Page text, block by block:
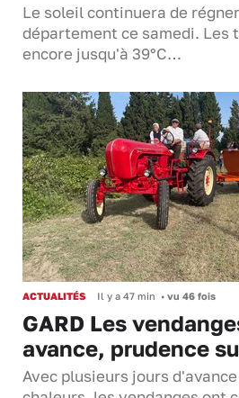
Le soleil continuera de
département ce samedi.
encore jusqu'à 39°C…
ACTUALITÉS Il y a 47 min • vu 46 fois
GARD Les
avance, prudence
Avec plusieurs jours